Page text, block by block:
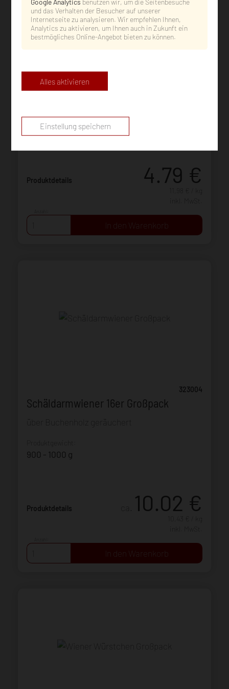
400 g
Produktdetails 4.79 €
323004
Schäldarmwiener 16er Großpack
über Buchenholz geräuchert
900 - 1000 g
Produktdetails 10.02 €
und das Verhalten der Besucher auf unserer
Internetseite zu analysieren. Wir empfehlen Ihnen,
Analytics zu aktivieren, um Ihnen auch in Zukunft ein
bestmögliches Online-Angebot bieten zu können.
Alles aktivieren
Einstellung speichern